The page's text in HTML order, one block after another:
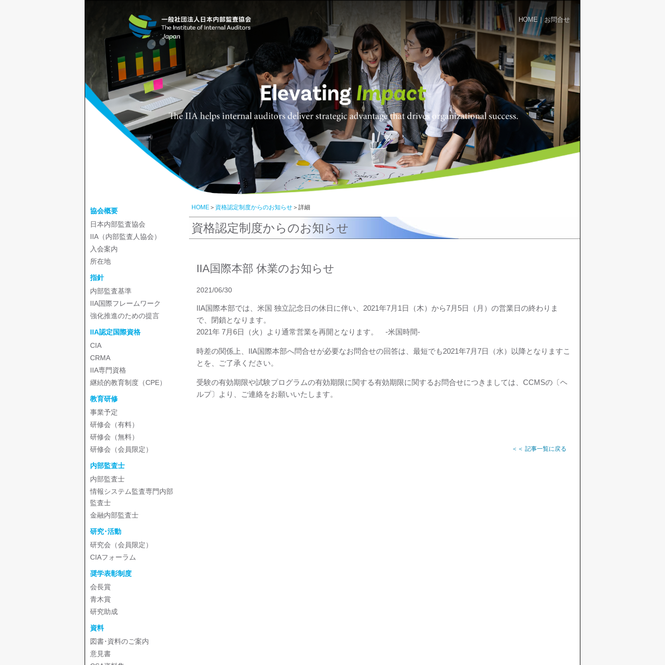
HOME｜お問合せ
協会概要
日本内部監査協会
IIA（内部監査人協会）
入会案内
所在地
指針
内部監査基準
IIA国際フレームワーク
強化推進のための提言
IIA認定国際資格
CIA
CRMA
IIA専門資格
継続的教育制度（CPE）
教育研修
事業予定
研修会（有料）
研修会（無料）
研修会（会員限定）
内部監査士
内部監査士
情報システム監査専門内部
監査士
金融内部監査士
研究･活動
研究会（会員限定）
CIAフォーラム
奨学表彰制度
会長賞
青木賞
研究助成
資料
図書･資料のご案内
意見書
HOME ＞ 資格認定制度からのお知らせ ＞詳細
資格認定制度からのお知らせ
IIA国際本部 休業のお知らせ
2021/06/30
IIA国際本部では、米国 独立記念日の休日に伴い、2021年7月1日（木）から7月5日（月）の営業日の終わりま
で、閉鎖となります。
2021年 7月6日（火）より通常営業を再開となります。 -米国時間-
時差の関係上、IIA国際本部へ問合せが必要なお問合せの回答は、最短でも2021年7月7日（水）以降となりますこ
とを、ご了承ください。
受験の有効期限や試験プログラムの有効期限に関する有効期限に関するお問合せにつきましては、CCMSの〔ヘ
ルプ〕より、ご連絡をお願いいたします。
＜＜ 記事一覧に戻る